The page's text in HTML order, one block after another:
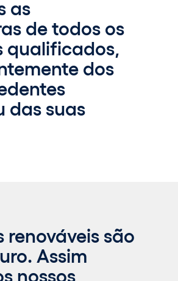
as
de todos os
dos
das suas
renováveis são
Assim
nossos